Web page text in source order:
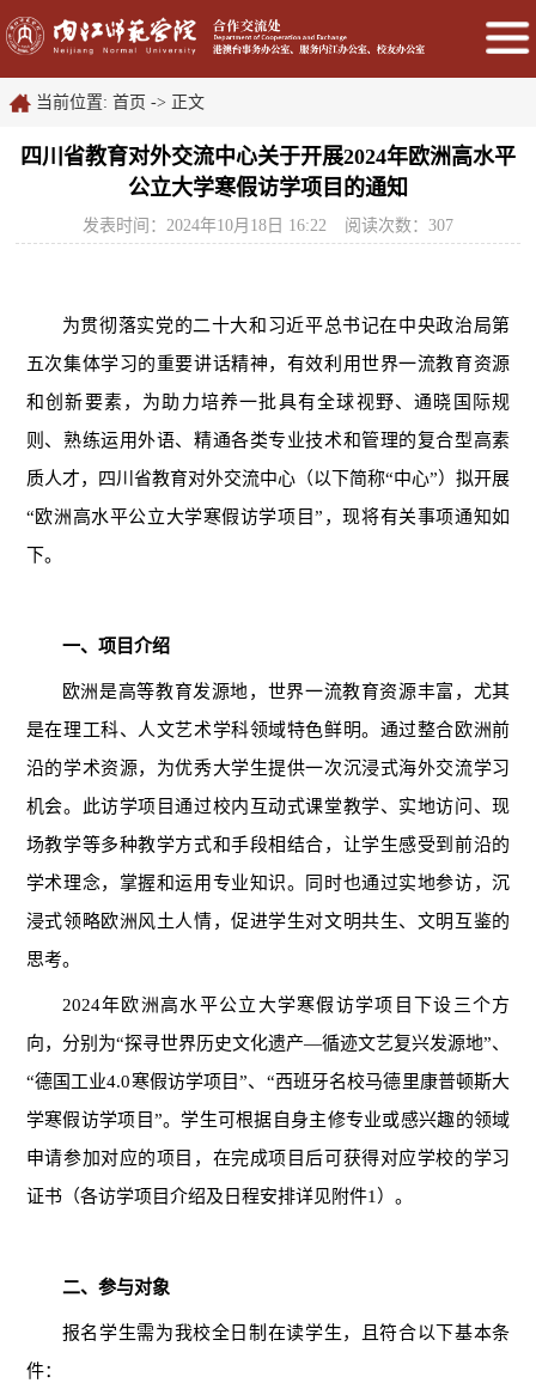
当前位置: 首页 -> 正文
四川省教育对外交流中心关于开展2024年欧洲高水平
公立大学寒假访学项目的通知
发表时间：2024年10月18日 16:22 阅读次数： 307
为贯彻落实党的二十大和习近平总书记在中央政治局第
五次集体学习的重要讲话精神，有效利用世界一流教育资源
和创新要素，为助力培养一批具有全球视野、通晓国际规
则、熟练运用外语、精通各类专业技术和管理的复合型高素
质人才，四川省教育对外交流中心（以下简称“中心”）拟开展
“欧洲高水平公立大学寒假访学项目”，现将有关事项通知如
下。
一、项目介绍
欧洲是高等教育发源地，世界一流教育资源丰富，尤其
是在理工科、人文艺术学科领域特色鲜明。通过整合欧洲前
沿的学术资源，为优秀大学生提供一次沉浸式海外交流学习
机会。此访学项目通过校内互动式课堂教学、实地访问、现
场教学等多种教学方式和手段相结合，让学生感受到前沿的
学术理念，掌握和运用专业知识。同时也通过实地参访，沉
浸式领略欧洲风土人情，促进学生对文明共生、文明互鉴的
思考。
2024年欧洲高水平公立大学寒假访学项目下设三个方
向，分别为“探寻世界历史文化遗产—循迹文艺复兴发源地”、
“德国工业4.0寒假访学项目”、“西班牙名校马德里康普顿斯大
学寒假访学项目”。学生可根据自身主修专业或感兴趣的领域
申请参加对应的项目，在完成项目后可获得对应学校的学习
证书（各访学项目介绍及日程安排详见附件1）。
二、参与对象
报名学生需为我校全日制在读学生，且符合以下基本条
件：